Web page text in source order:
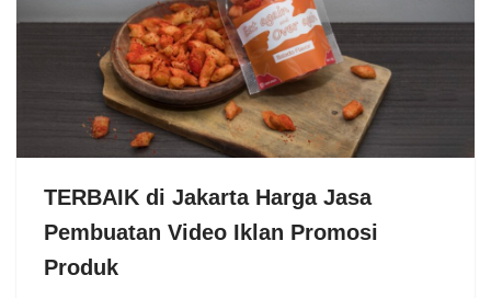
TERBAIK di Jakarta Harga Jasa
Pembuatan Video Iklan Promosi
Produk